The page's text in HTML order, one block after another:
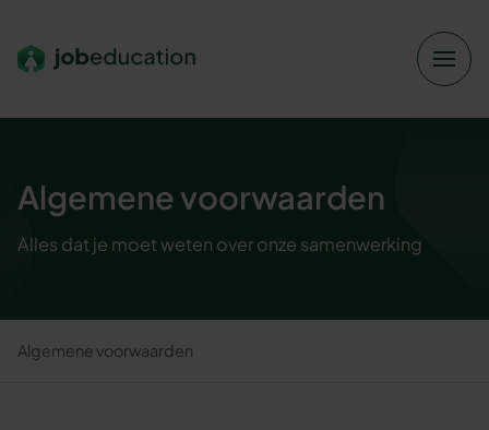
Algemene voorwaarden
Alles dat je moet weten over onze samenwerking
Algemene voorwaarden